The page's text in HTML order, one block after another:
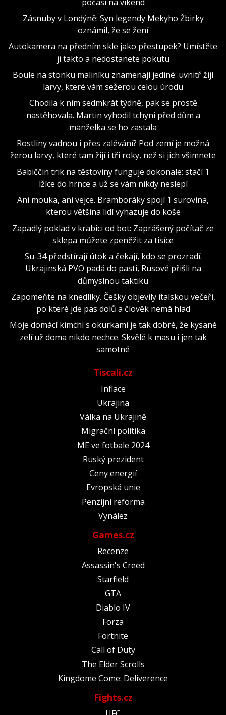
Zásnuby v Londýně: Syn legendy Mekyho Žbirky
oznámil, že se žení
Autokamera na předním skle jako přestupek? Umístěte
ji takto a nedostanete pokutu
Boule na stonku maliníku znamenají jediné: uvnitř žijí
larvy, které vám sežerou celou úrodu
Chodila k nim sedmkrát týdně, pak se prostě
nastěhovala. Martin vyhodil tchyni před dům a
manželka se ho zastala
Rostliny vadnou i přes zalévání? Pod zemí je možná
žerou larvy, které tam žijí i tři roky, než si jich všimnete
Babiččin trik na těstoviny funguje dokonale: stačí 1
lžíce do hrnce a už se vám nikdy neslepí
Ani mouka, ani vejce. Bramboráky spojí 1 surovina,
kterou většina lidí vyhazuje do koše
Zapadlý poklad v krabici od bot: Zaprášený počítač ze
sklepa můžete zpeněžit za tisíce
Su-34 předstírají útok a čekají, kdo se prozradí.
Ukrajinská PVO padá do pasti, Rusové přišli na
důmyslnou taktiku
Zapomeňte na knedlíky. Češky objevily italskou večeři,
po které jde pas dolů a člověk nemá hlad
Moje domácí kimchi s okurkami je tak dobré, že kysané
zelí už doma nikdo nechce. Skvělé k masu i jen tak
samotné
Tiscali.cz
Inflace
Ukrajina
Válka na Ukrajině
Migrační politika
ME ve fotbale 2024
Ruský prezident
Ceny energií
Evropská unie
Penzijní reforma
Vynález
Games.cz
Recenze
Assassin's Creed
Starfield
GTA
Diablo IV
Forza
Fortnite
Call of Duty
The Elder Scrolls
Kingdome Come: Deliverence
Fights.cz